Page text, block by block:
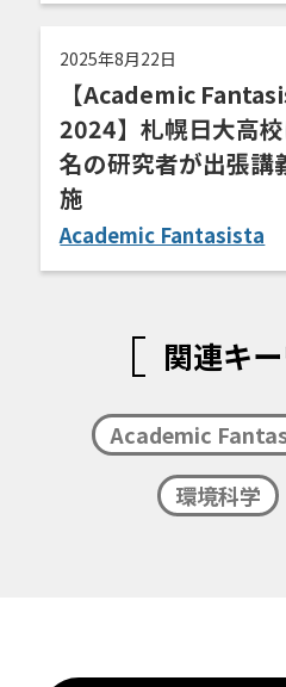
2025年8月22日
【Academic
2024】札幌日大高
名の研究者が出張講
施
Academic Fantasista
関連キ
Academic
環境科学